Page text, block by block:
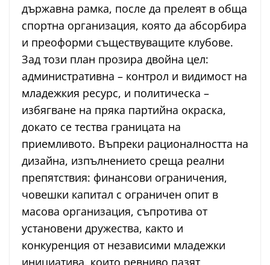
държавна рамка, после да прелеят в обща
спортна организация, която да абсорбира
и преоформи съществуващите клубове.
Зад този план прозира двойна цел:
административна – контрол и видимост на
младежкия ресурс, и политическа –
избягване на пряка партийна окраска,
докато се тества границата на
приемливото. Въпреки рационалността на
дизайна, изпълнението среща реални
препятствия: финансови ограничения,
човешки капитал с ограничен опит в
масова организация, съпротива от
установени дружества, както и
конкуренция от независими младежки